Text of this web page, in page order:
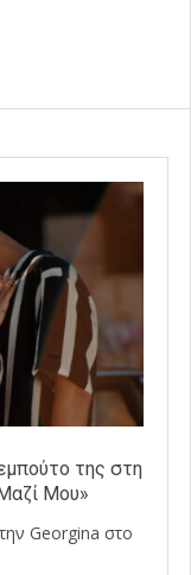
της στη
Μου»
Georgina στο